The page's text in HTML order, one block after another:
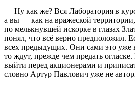
— Ну как же? Вся Лаборатория в
а вы — как на вражеской
по мелькнувшей искорке в глазах
понял, что всё верно предположил.
всех предыдущих. Они сами это уже
то ждут, прежде чем предать
выйти перед акционерами и
словно Артур Павлович уже не